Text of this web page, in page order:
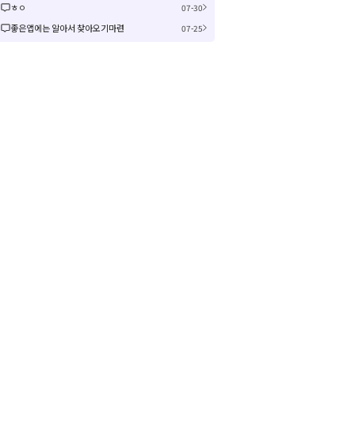
ㅎㅇ 07-30
좋은앱에는 알아서 찾아오기마련 07-25